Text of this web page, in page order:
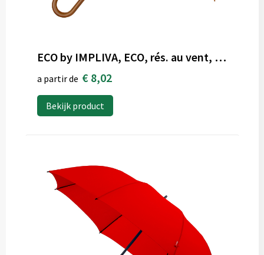
ECO by IMPLIVA, ECO, rés. au vent, 102 cm, rouge
a partir de € 8,02
Bekijk product